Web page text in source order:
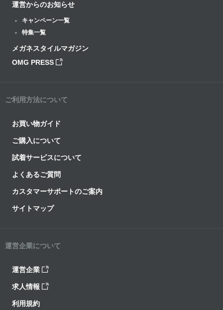
運営からのお知らせ
キャンペーン一覧
特集一覧
メガネスタイルマガジン
OMG PRESS
ご利用方法について
お買い物ガイド
ご購入について
試着サービスについて
よくあるご質問
カスタマーサポートのご案内
サイトマップ
運営企業について
運営企業
求人情報
利用規約